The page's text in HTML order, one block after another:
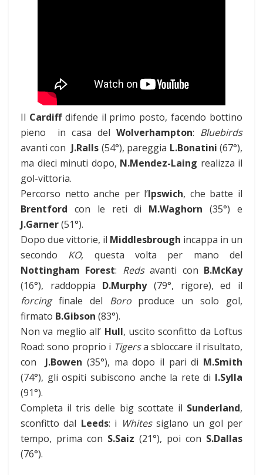
Il Cardiff difende il primo posto, facendo bottino
pieno in casa del Wolverhampton: Bluebirds
avanti con J.Ralls (54°), pareggia L.Bonatini (67°),
ma dieci minuti dopo, N.Mendez-Laing realizza il
gol-vittoria.
Percorso netto anche per l’Ipswich, che batte il
Brentford con le reti di M.Waghorn (35°) e
J.Garner(51°).
Dopo due vittorie, il Middlesbrough incappa in un
secondo KO, questa volta per mano del
Nottingham Forest: Redsavanti con B.McKay
(16°), raddoppia D.Murphy(79°, rigore), ed il
forcingfinale del Boroproduce un solo gol,
firmato B.Gibson (83°).
Non va meglio all’ Hull, uscito sconfitto da Loftus
Road: sono proprio i Tigersa sbloccare il risultato,
con J.Bowen (35°), ma dopo il pari di M.Smith
(74°), gli ospiti subiscono anche la rete di I.Sylla
(91°).
Completa il tris delle big scottate il Sunderland,
sconfitto dal Leeds: i Whitessiglano un gol per
tempo, prima con S.Saiz (21°), poi con S.Dallas
(76°).